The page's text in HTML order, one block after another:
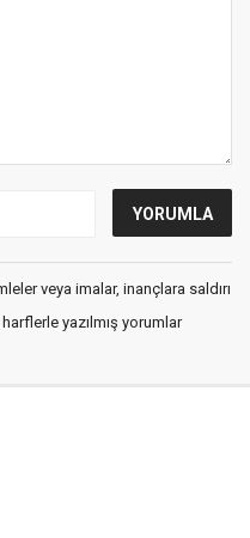
veya imalar, inançlara saldırı
yazılmış yorumlar